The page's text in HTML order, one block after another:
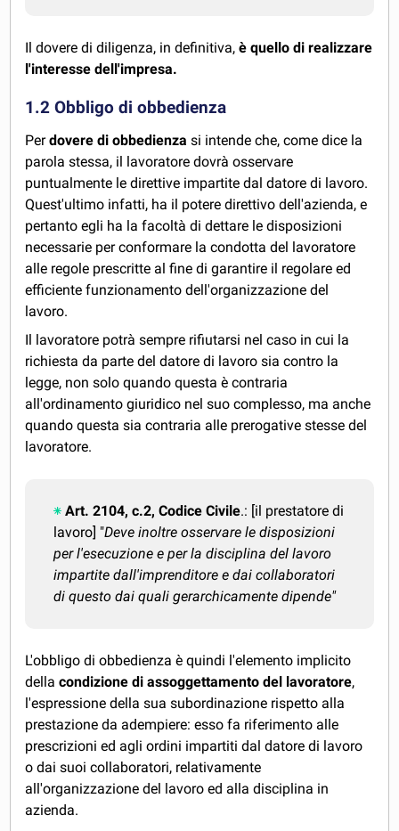
Il dovere di diligenza, in definitiva, è quello di realizzare
l'interesse dell'impresa.
1.2 Obbligo di obbedienza
Perdovere di obbedienza si intende che, come dice la
parola stessa, il lavoratore dovrà osservare
puntualmente le direttive impartite dal datore di lavoro.
Quest'ultimo infatti, ha il potere direttivo dell'azienda, e
pertanto egli ha la facoltà di dettare le disposizioni
necessarie per conformare la condotta del lavoratore
alle regole prescritte al fine di garantire il regolare ed
efficiente funzionamento dell'organizzazione del
lavoro.
Il lavoratore potrà sempre rifiutarsi nel caso in cui la
richiesta da parte del datore di lavoro sia contro la
legge, non solo quando questa è contraria
all'ordinamento giuridico nel suo complesso, ma anche
quando questa sia contraria alle prerogative stesse del
lavoratore.
Art. 2104, c.2, Codice Civile.: [il prestatore di
lavoro] "Deve inoltre osservare le disposizioni
per l'esecuzione e per la disciplina del lavoro
impartite dall'imprenditore e dai collaboratori
di questo dai quali gerarchicamente dipende"
L'obbligo di obbedienza è quindi l'elemento implicito
dellacondizione di assoggettamento del lavoratore,
l'espressione della sua subordinazione rispetto alla
prestazione da adempiere: esso fa riferimento alle
prescrizioni ed agli ordini impartiti dal datore di lavoro
o dai suoi collaboratori, relativamente
all'organizzazione del lavoro ed alla disciplina in
azienda.